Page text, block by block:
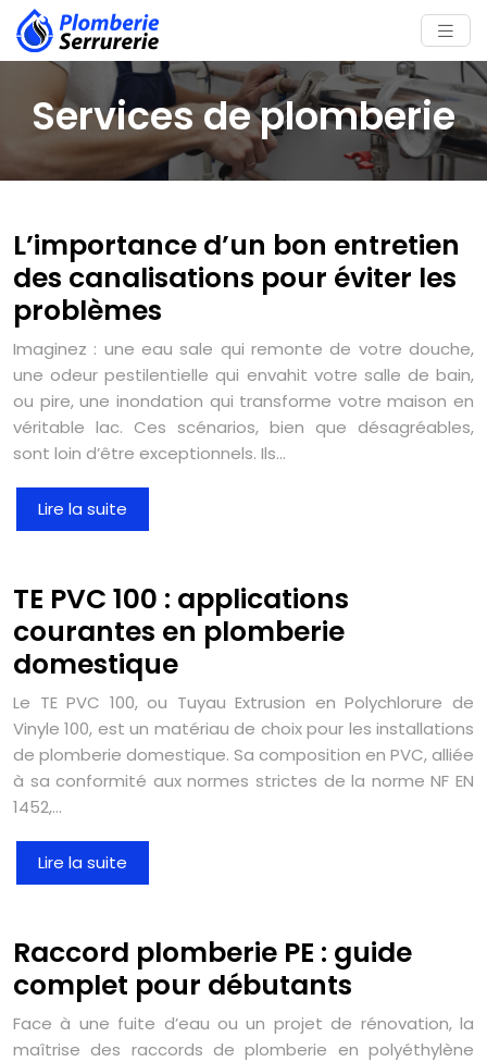
Services de plomberie
L’importance d’un bon entretien
des canalisations pour éviter les
problèmes
Imaginez : une eau sale qui remonte de votre douche,
une odeur pestilentielle qui envahit votre salle de bain,
ou pire, une inondation qui transforme votre maison en
véritable lac. Ces scénarios, bien que désagréables,
sont loin d’être exceptionnels. Ils…
Lire la suite
TE PVC 100 : applications
courantes en plomberie
domestique
Le TE PVC 100, ou Tuyau Extrusion en Polychlorure de
Vinyle 100, est un matériau de choix pour les installations
de plomberie domestique. Sa composition en PVC, alliée
à sa conformité aux normes strictes de la norme NF EN
1452,…
Lire la suite
Raccord plomberie PE : guide
complet pour débutants
Face à une fuite d’eau ou un projet de rénovation, la
maîtrise des raccords de plomberie en polyéthylène